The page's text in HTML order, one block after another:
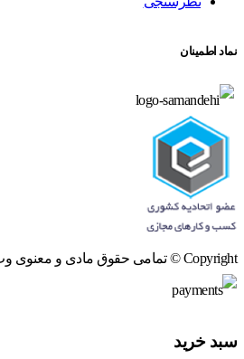
نماد اطمینان
Copyright © تمامی حقوق مادی و معنوی وب سایت محفوظ می باشد
سبد خرید